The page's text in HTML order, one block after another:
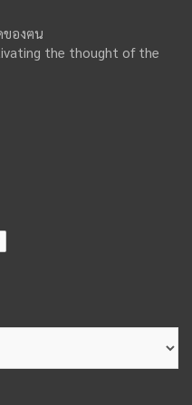
ของฅน
the thought of the